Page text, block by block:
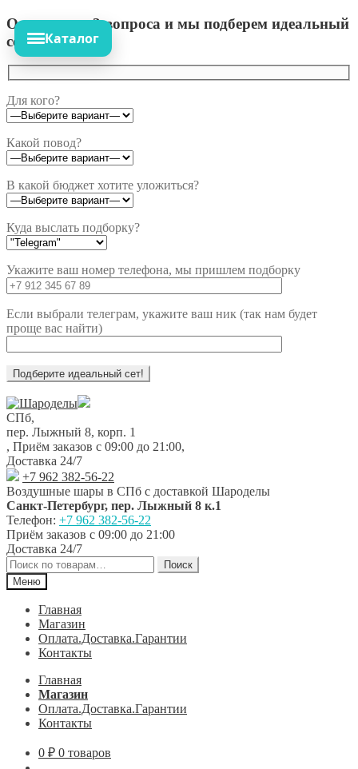
Ответьте на 3 вопроса и мы подберем идеальный
сет!
Для кого?
Какой повод?
В какой бюджет хотите уложиться?
Куда выслать подборку?
Укажите ваш номер телефона, мы пришлем подборку
Если выбрали телеграм, укажите ваш ник (так нам будет
проще вас найти)
Перейти
к
навигации
Перейти
к
содержимому
СПб,
пер. Лыжный 8, корп. 1
, Приём заказов с 09:00 до 21:00,
Доставка 24/7
+7 962 382-56-22
Воздушные шары в СПб с доставкой Шароделы
Санкт-Петербург, пер. Лыжный 8 к.1
Телефон: +7 962 382-56-22
Приём заказов с 09:00 до 21:00
Доставка 24/7
Искать:
Поиск
Меню
Главная
Магазин
Оплата.Доставка.Гарантии
Контакты
Главная
Магазин
Оплата.Доставка.Гарантии
Контакты
0 ₽ 0 товаров
Каталог